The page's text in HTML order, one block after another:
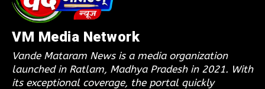
VM Media Network
Vande Mataram News is a media organization
launched in Ratlam, Madhya Pradesh in 2021. With
its exceptional coverage, the portal quickly